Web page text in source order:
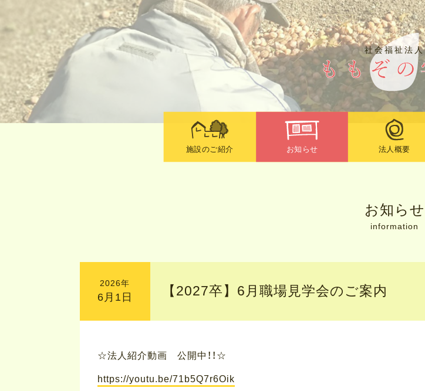
社会福祉法人
施設のご紹介 お知らせ 法人概要
お知らせ
information
2026年
6月1日 【2027卒】6月職場見学会のご案内
☆法人紹介動画 公開中！！☆
https://youtu.be/71b5Q7r6Oik